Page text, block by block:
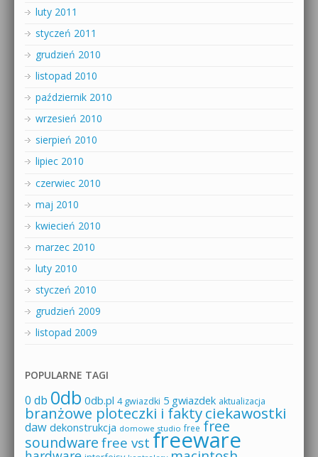
luty 2011
styczeń 2011
grudzień 2010
listopad 2010
październik 2010
wrzesień 2010
sierpień 2010
lipiec 2010
czerwiec 2010
maj 2010
kwiecień 2010
marzec 2010
luty 2010
styczeń 2010
grudzień 2009
listopad 2009
POPULARNE TAGI
0 db 0db 0db.pl 4 gwiazdki 5 gwiazdek aktualizacja
branżowe ploteczki i faktyciekawostki
daw dekonstrukcja domowe studio free free
soundware free vst freeware